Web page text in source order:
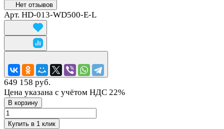
Нет отзывов
Арт. HD-013-WD500-E-L
649 158 руб.
Цена указана с учётом НДС 22%
В корзину
Купить в 1 клик